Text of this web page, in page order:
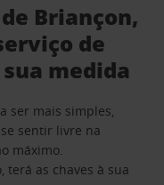
Briançon,
de
medida
ser mais simples,
sentir livre na
máximo.
as chaves à sua